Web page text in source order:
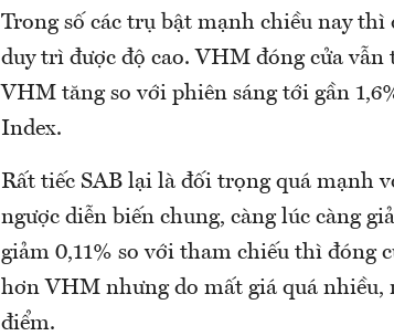
Trong số các trụ bật mạnh chiều nay
duy trì được độ cao. VHM đóng cửa vẫn
VHM tăng so với phiên sáng tới gần
Index.
Rất tiếc SAB lại là đối trọng quá mạnh
ngược diễn biến chung, càng lúc càng
giảm 0,11% so với tham chiếu thì đóng
hơn VHM nhưng do mất giá quá
điểm.